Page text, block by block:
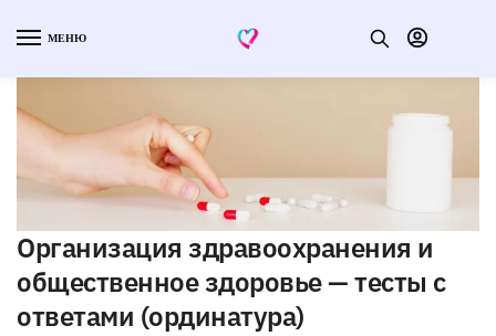
МЕНЮ
Организация здравоохранения и
общественное здоровье — тесты с
ответами (ординатура)